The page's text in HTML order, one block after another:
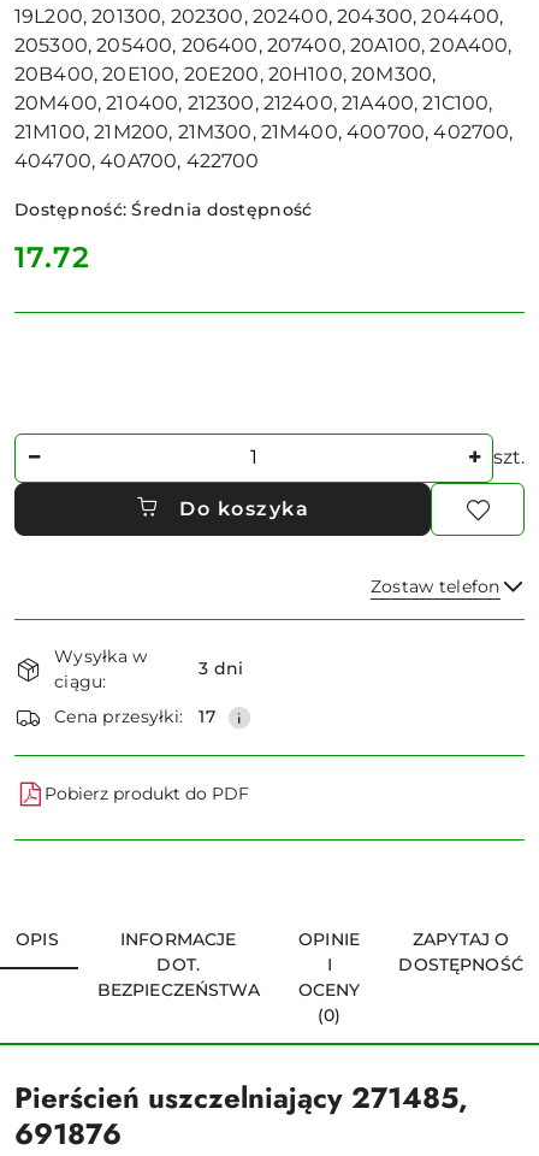
19L200, 201300, 202300, 202400, 204300, 204400,
205300, 205400, 206400, 207400, 20A100, 20A400,
20B400, 20E100, 20E200, 20H100, 20M300,
20M400, 210400, 212300, 212400, 21A400, 21C100,
21M100, 21M200, 21M300, 21M400, 400700, 402700,
404700, 40A700, 422700
Dostępność:Średnia dostępność
cena:
17.72
Ilość szt.
Do koszyka
Zostaw telefon
Dostępność
i
dostawa
Wysyłka w
ciągu:
3 dni
Cena przesyłki: 17
Pobierz produkt do PDF
OPIS
INFORMACJE
DOT.
BEZPIECZEŃSTWA
OPINIE
I
OCENY
(0)
ZAPYTAJ O
DOSTĘPNOŚĆ
Pierścień uszczelniający 271485,
691876